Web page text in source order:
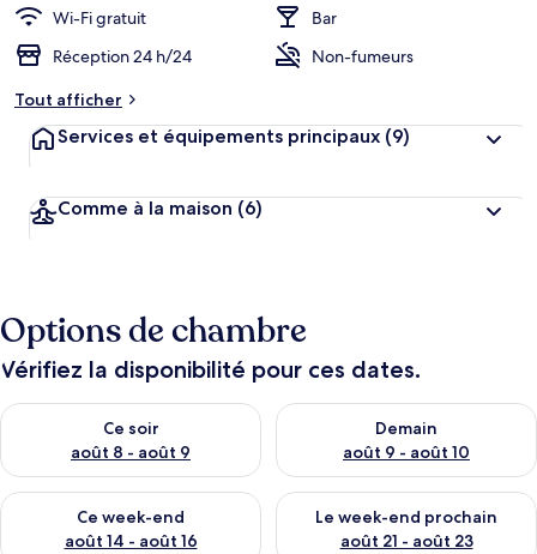
Wi-Fi gratuit
Bar
Réception 24 h/24
Non-fumeurs
Tout afficher
Services et équipements principaux (9)
Comme à la maison (6)
Options de chambre
Vérifiez la disponibilité pour ces dates.
Ce soir
août 8 - août 9
Vérifier la disponibilité pour ce soir août 8 - août 9
Demain
août 9 - août 10
Vérifier la disponibilité pour
Ce week-end
août 14 - août 16
Vérifier la disponibilité pour ce week-end août 14 - août 16
Le week-end prochain
août 21 - août 23
Vérifier la disponibilité pour